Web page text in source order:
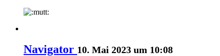
Navigator 10. Mai 2023 um 10:08